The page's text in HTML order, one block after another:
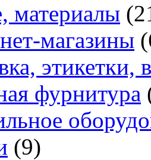
материалы
магазины
этикетки,
фурнитура
(9)